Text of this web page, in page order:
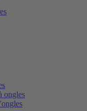
ongles